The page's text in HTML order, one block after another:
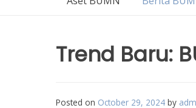
Trend Baru:
Posted on October 29, 2024 by